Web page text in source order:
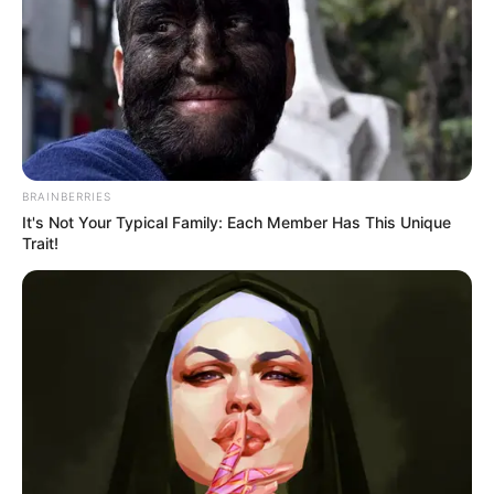
Biodata & Profil
Nama Lengkap: Natalia Garibotto
Nama Panggung: Natalia Garibotto /
Nata Gata
Nama Panggilan: Natalia
Tempat, Tanggal Lahir: Sao Paulo, Brasil, 15 Januari 1993
Kewarganegaraan: Brasil-Amerika
Profesi: Model, Pengusaha, Selebgram, TikToker, Bintang
OnlyFans, Twitch Steamer
BRAINBERRIES
It's Not Your Typical Family: Each Member Has This Unique
Trait!